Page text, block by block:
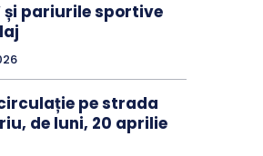
și pariurile sportive
pe strada
de luni, 20 aprilie